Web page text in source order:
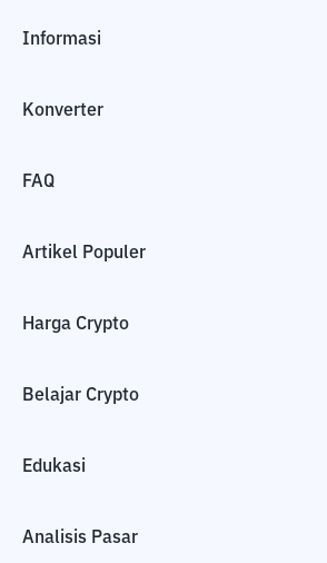
Informasi
Konverter
FAQ
Artikel Populer
Harga Crypto
Belajar Crypto
Edukasi
Analisis Pasar